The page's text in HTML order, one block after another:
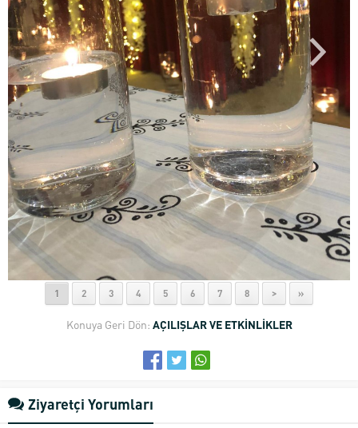
1 2 3 4 5 6 7 8 > »
Konuya Geri Dön: AÇILIŞLAR VE ETKİNLİKLER
Ziyaretçi Yorumları